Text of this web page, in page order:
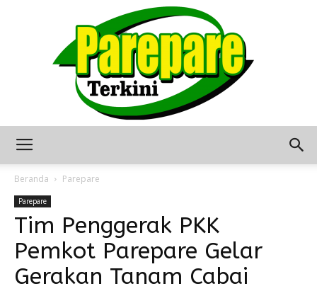
Terkini
Seputar
Beranda Parepare
Parepare
Tim Penggerak PKK
Pemkot Parepare Gelar
Gerakan Tanam Cabai